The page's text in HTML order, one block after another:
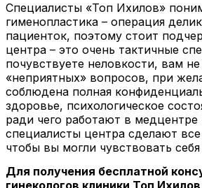
Специалисты «Топ Ихилов»
гименопластика – операция
пациенток, поэтому стоит
центра – это очень тактичные
почувствуете неловкости, вам
«неприятных» вопросов, при
соблюдена полная
здоровье, психологическое
ради чего работают в
специалисты центра сделают
чтобы вы могли чувствовать
Для получения бесплатной
гинекологов клиники Топ